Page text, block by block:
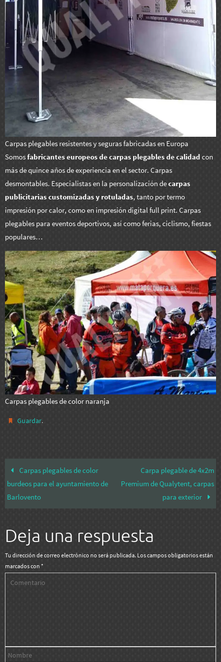
Carpas plegables resistentes y seguras fabricadas en Europa
Somosfabricantes europeos de carpas plegables de calidad con
más de quince años de experiencia en el sector. Carpas
desmontables. Especialistas en la personalización decarpas
publicitarias customizadas y rotuladas, tanto por termo
impresión por calor, como en impresión digital full print. Carpas
plegables para eventos deportivos, así como ferias, ciclismo, fiestas
populares…
Carpas plegables de color naranja
Guardar.
Carpas plegables de color
burdeos para el ayuntamiento de
Barlovento
Carpa plegable de 4x2m
Premium de Qualytent, carpas
para exterior
Deja una respuesta
Tu dirección de correo electrónico no será publicada. Los campos obligatorios están
marcados con *